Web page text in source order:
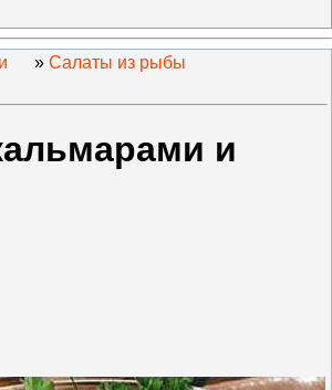
» Салаты из рыбы
и